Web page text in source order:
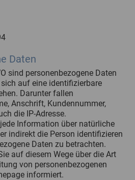
Daten
sind personenbezogene Daten
auf eine identifizierbare
Darunter fallen
Anschrift, Kundennummer,
die IP-Adresse.
Information über natürliche
indirekt die Person identifizieren
Daten zu betrachten.
auf diesem Wege über die Art
von personenbezogenen
informiert.